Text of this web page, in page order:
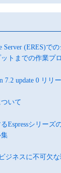
Server (ERES)で
トまでの作業プ
7.2 update 0 リリ
いて
Espressシリーズ
ジネスに不可欠な